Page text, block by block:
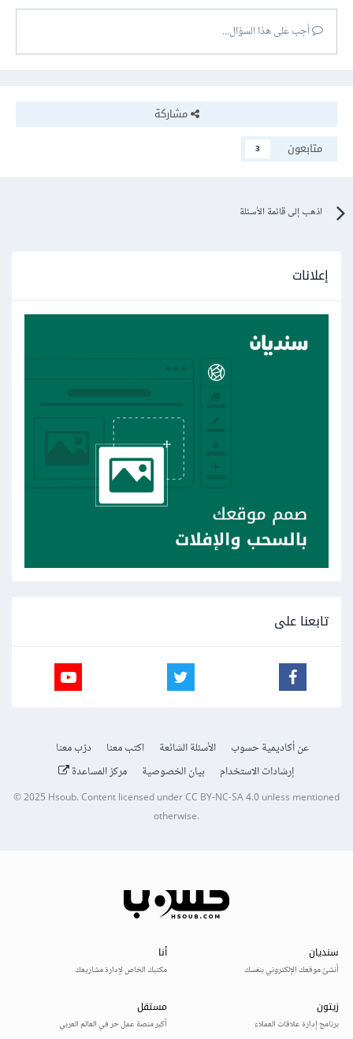
أجب على هذا السؤال...
مشاركة
متابعون
3
اذهب إلى قائمة الأسئلة
إعلانات
تابعنا على
عن أكاديمية حسوب الأسئلة الشائعة اكتب معنا
درّب معنا
إرشادات الاستخدام
بيان الخصوصية مركز المساعدة
© 2025Hsoub.Content licensed underCC BY-NC-SA 4.0unless mentioned
otherwise.